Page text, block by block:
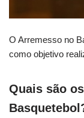
O Arremesso no
como objetivo
Quais são